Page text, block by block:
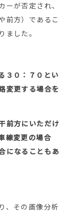
が否定され、
前方）であるこ
ました。
３０：７０とい
変更する場合を
前方にいただけ
線変更の場合
になることもあ
、その画像分析